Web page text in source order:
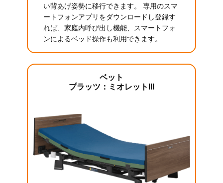
い背あげ姿勢に移行できます。 専用のスマ
ートフォンアプリをダウンロードし登録す
れば、家庭内呼び出し機能、スマートフォ
ンによるベッド操作も利用できます。
ベット
プラッツ：ミオレットIII